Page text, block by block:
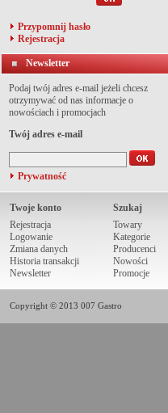
Przypomnij hasło
Rejestracja
Newsletter
Podaj twój adres e-mail jeżeli chcesz
otrzymywać od nas informacje o
nowościach i promocjach
Twój adres e-mail
Prywatność
Twoje konto
Rejestracja
Logowanie
Zmiana danych
Historia transakcji
Newsletter
Szukaj
Towary
Kategorie
Producenci
Nowości
Promocje
Copyright © 2013 007 Gastro